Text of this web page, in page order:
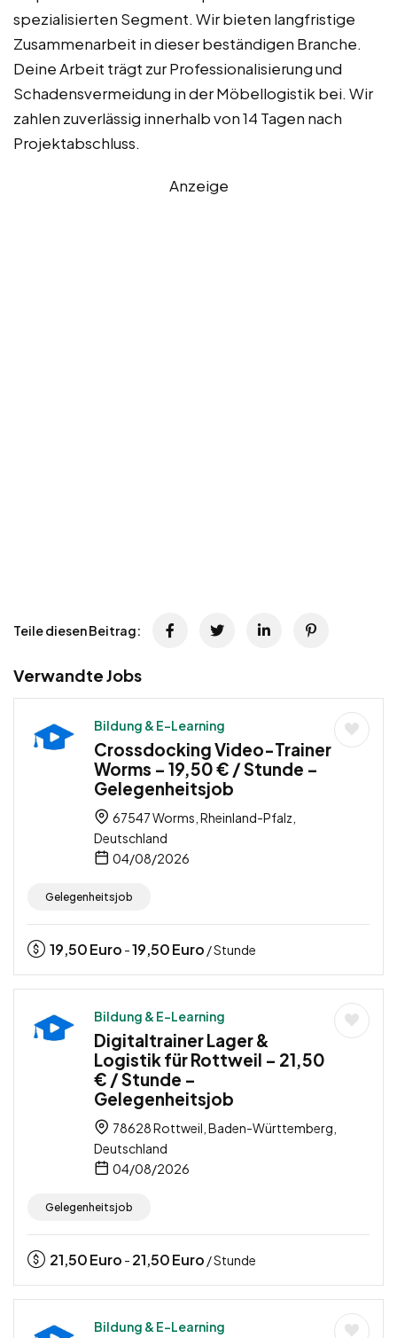
spezialisierten Segment. Wir bieten langfristige
Zusammenarbeit in dieser beständigen Branche.
Deine Arbeit trägt zur Professionalisierung und
Schadensvermeidung in der Möbellogistik bei. Wir
zahlen zuverlässig innerhalb von 14 Tagen nach
Projektabschluss.
Anzeige
Teile diesen Beitrag:
Verwandte Jobs
Bildung & E-Learning
Crossdocking Video-Trainer
Worms – 19,50 € / Stunde –
Gelegenheitsjob
67547 Worms, Rheinland-Pfalz,
Deutschland
04/08/2026
Gelegenheitsjob
19,50Euro -19,50Euro / Stunde
Bildung & E-Learning
Digitaltrainer Lager &
Logistik für Rottweil – 21,50
€ / Stunde –
Gelegenheitsjob
78628 Rottweil, Baden-Württemberg,
Deutschland
04/08/2026
Gelegenheitsjob
21,50Euro - 21,50Euro / Stunde
Bildung & E-Learning